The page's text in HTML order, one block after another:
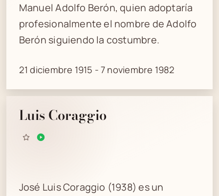
Manuel Adolfo Berón, quien adoptaría
profesionalmente el nombre de Adolfo
Berón siguiendo la costumbre.
21 diciembre 1915 - 7 noviembre 1982
Luis Coraggio
José Luis Coraggio (1938) es un